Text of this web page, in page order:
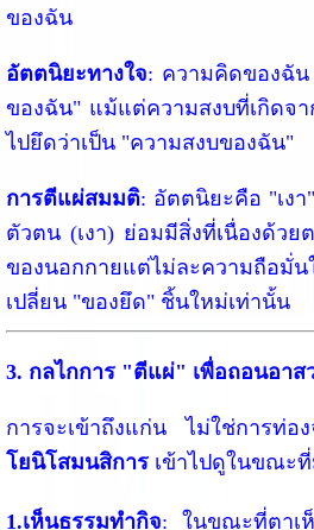
ของฉัน
อัตตนิยะทางใจ: ความคิดของฉัน
ของฉัน" แม้แต่ความสงบที่เกิดจ
ไปยึดว่าเป็น "ความสงบของฉัน"
การตีแผ่สมมติ: อัตตนิยะคือ "เง
ตัวตน (เงา) ย่อมมีสิ่งที่เนื่องด้วย
ของนอกกายแต่ไม่ละความถือมั่
เปลี่ยน "ของยึด" ชิ้นใหม่เท่านั้น
3. กลไกการ "ตีแผ่" เพื่อถอนอาส
การจะเข้าถึงแก่น ไม่ใช่การท่
โยนิโสมนสิการเข้าไปดูในขณะ
1.เห็นธรรมทำกิจ: ในขณะที่ตาเ